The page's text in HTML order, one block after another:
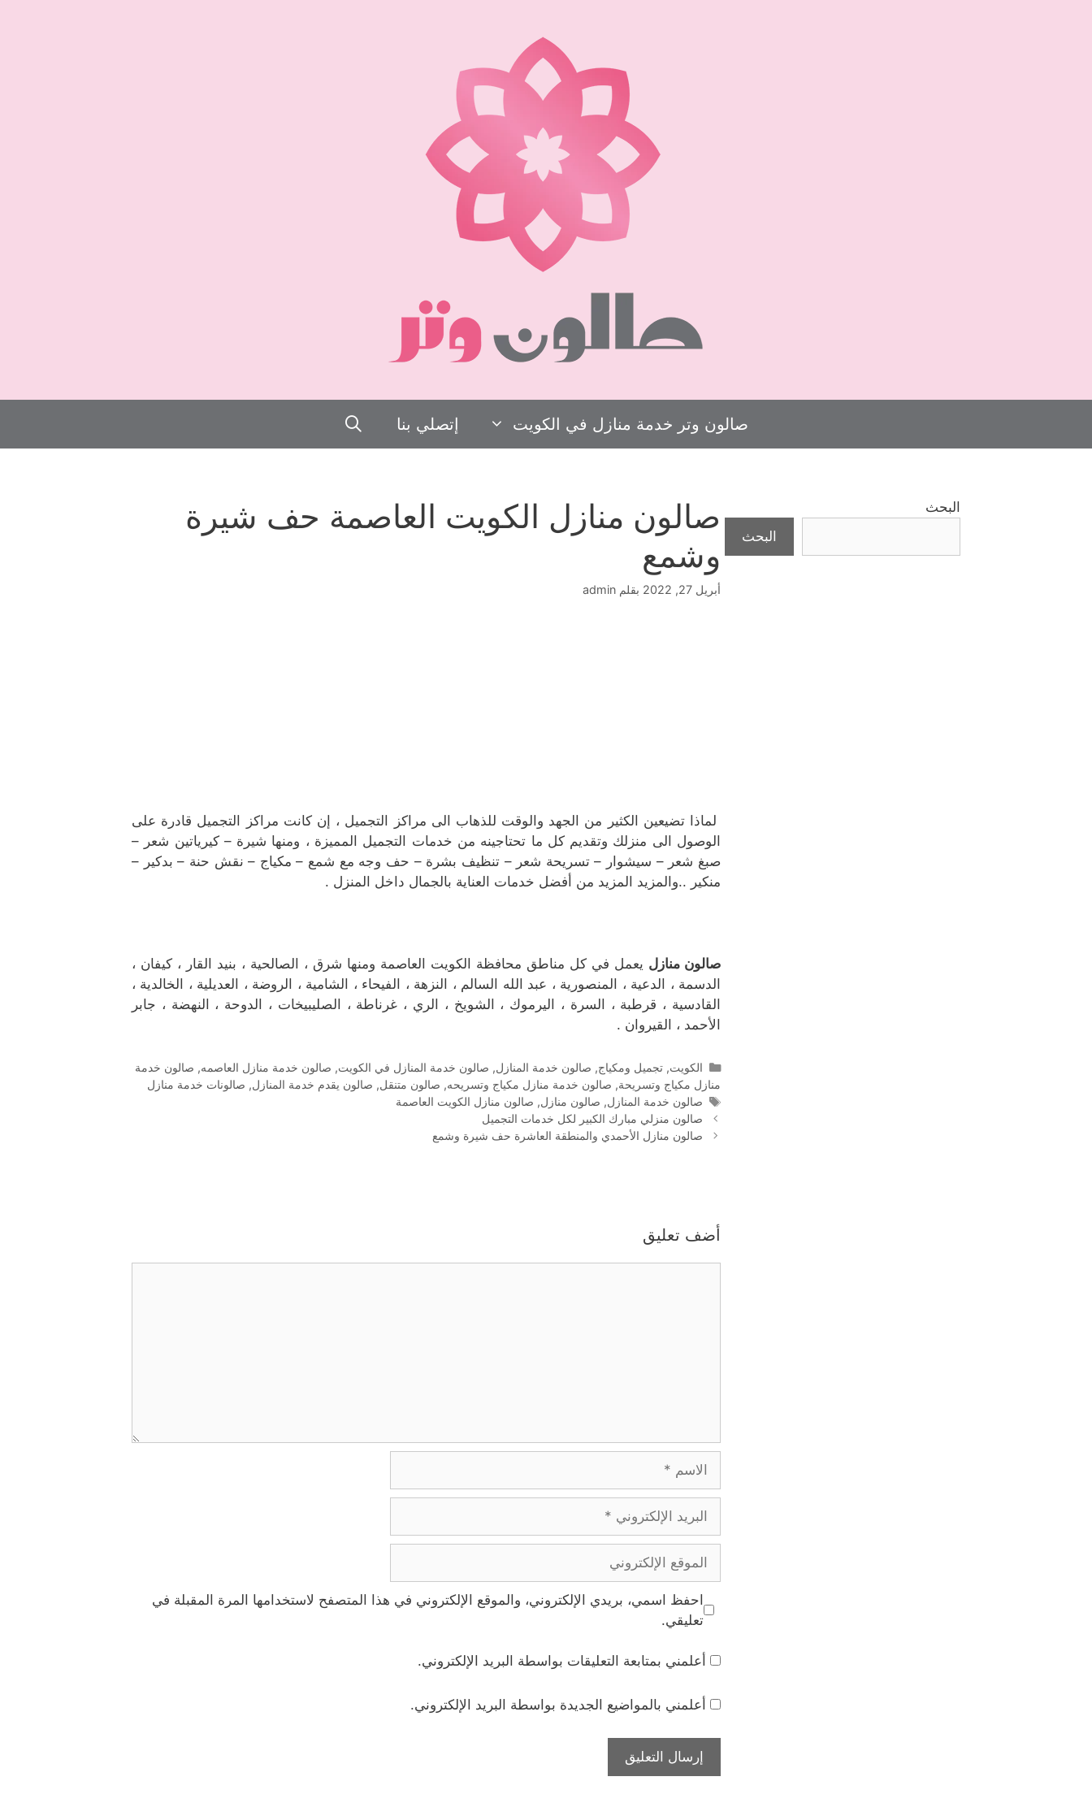
صالون وتر خدمة منازل في الكويت إتصلي بنا
صالون منازل الكويت العاصمة حف شيرة
وشمع
أبريل 27, 2022 بقلم admin
لماذا تضيعين الكثير من الجهد والوقت للذهاب الى مراكز التجميل ، إن كانت مراكز التجميل قادرة على
الوصول الى منزلك وتقديم كل ما تحتاجينه من خدمات التجميل المميزة ، ومنها شيرة – كيرياتين شعر –
صبغ شعر – سيشوار – تسريحة شعر – تنظيف بشرة – حف وجه مع شمع – مكياج – نقش حنة – بدكير –
منكير ..والمزيد المزيد من أفضل خدمات العناية بالجمال داخل المنزل .
صالون منازل يعمل في كل مناطق محافظة الكويت العاصمة ومنها شرق ، الصالحية ، بنيد القار ، كيفان ،
الدسمة ، الدعية ، المنصورية ، عبد الله السالم ، النزهة ، الفيحاء ، الشامية ، الروضة ، العديلية ، الخالدية ،
القادسية ، قرطبة ، السرة ، اليرموك ، الشويخ ، الري ، غرناطة ، الصليبيخات ، الدوحة ، النهضة ، جابر
الأحمد ، القيروان .
التصنيفات
الكويت, تجميل ومكياج, صالون خدمة المنازل, صالون خدمة المنازل في الكويت, صالون خدمة منازل العاصمه, صالون خدمة
منازل مكياج وتسريحة, صالون خدمة منازل مكياج وتسريحه, صالون متنقل, صالون يقدم خدمة المنازل, صالونات خدمة منازل
الوسوم
صالون خدمة المنازل, صالون منازل, صالون منازل الكويت العاصمة
صالون منزلي مبارك الكبير لكل خدمات التجميل
صالون منازل الأحمدي والمنطقة العاشرة حف شيرة وشمع
أضف تعليق
الإلكتروني
الإلكتروني
احفظ اسمي، بريدي الإلكتروني، والموقع الإلكتروني في هذا المتصفح لاستخدامها المرة المقبلة في
تعليقي.
أعلمني بمتابعة التعليقات بواسطة البريد الإلكتروني.
أعلمني بالمواضيع الجديدة بواسطة البريد الإلكتروني.
البحث
البحث